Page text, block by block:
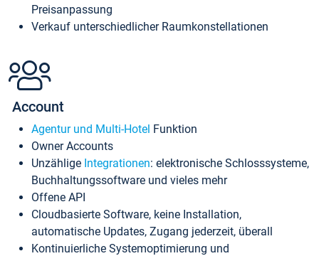
Preisanpassung
Verkauf unterschiedlicher Raumkonstellationen
Account
Agentur und Multi-Hotel Funktion
Owner Accounts
Unzählige Integrationen: elektronische Schlosssysteme,
Buchhaltungssoftware und vieles mehr
Offene API
Cloudbasierte Software, keine Installation,
automatische Updates, Zugang jederzeit, überall
Kontinuierliche Systemoptimierung und